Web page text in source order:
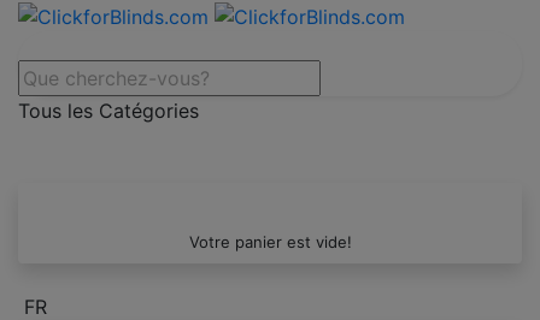
Tous les Catégories
Votre panier est vide!
FR